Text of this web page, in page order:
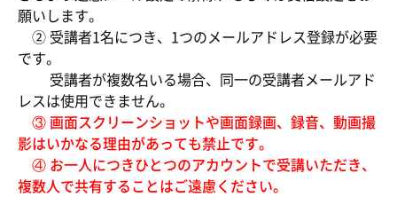
願いします。
② 受講者1名につき、1つのメールアドレス登録が必要
です。
受講者が複数名いる場合、同一の受講者メールアド
レスは使用できません。
③ 画面スクリーンショットや画面録画、録音、動画撮
影はいかなる理由があっても禁止です。
④ お一人につきひとつのアカウントで受講いただき、
複数人で共有することはご遠慮ください。